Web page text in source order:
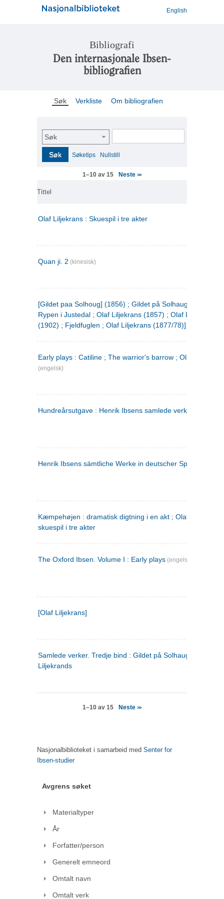
English
Bibliografi
Den internasjonale Ibsen-
bibliografien
Søk Verkliste Om bibliografien
Søk
Søk Søketips Nullstill
1–10 av 15 Neste>>
Tittel
Olaf Liljekrans : Skuespil i tre akter
Quan ji. 2 (kinesisk)
[Gildet paa Solhoug] (1856) ; Gildet på Solhaug (1883) ;
Rypen i Justedal ; Olaf Liljekrans (1857) ; Olaf Liljekrans
(1902) ; Fjeldfuglen ; Olaf Liljekrans (1877/78)]
Early plays : Catiline ; The warrior's barrow ; Olaf Liljekrans
(engelsk)
Hundreårsutgave : Henrik Ibsens samlede verker. 3
Henrik Ibsens sämtliche Werke in deutscher Sprache. 2
Kæmpehøjen : dramatisk digtning i en akt ; Olaf Liljekrans :
skuespil i tre akter
The Oxford Ibsen. Volume I : Early plays (engelsk)
[Olaf Liljekrans]
Samlede verker. Tredje bind : Gildet på Solhaug ; Olaf
Liljekrands
1–10 av 15 Neste>>
Nasjonalbiblioteket i samarbeid med Senter for
Ibsen-studier
Avgrens søket
Materialtyper
År
Forfatter/person
Generelt emneord
Omtalt navn
Omtalt verk